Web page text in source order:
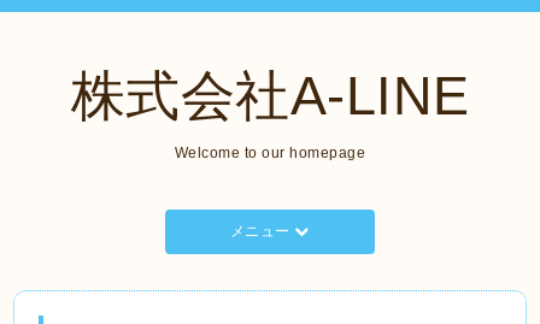
株式会社A-LINE
Welcome to our homepage
メニュー